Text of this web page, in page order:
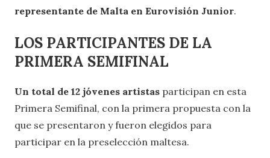
representante de Malta en Eurovisión Junior.
LOS PARTICIPANTES DE LA
PRIMERA SEMIFINAL
Un total de 12 jóvenes artistas participan en esta
Primera Semifinal, con la primera propuesta con la
que se presentaron y fueron elegidos para
participar en la preselección maltesa.